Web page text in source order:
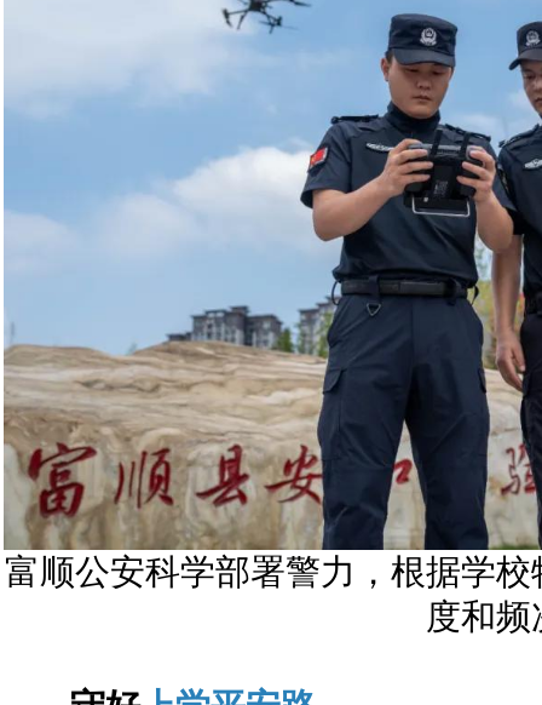
富顺公安科学部署警力，根据学
度和频